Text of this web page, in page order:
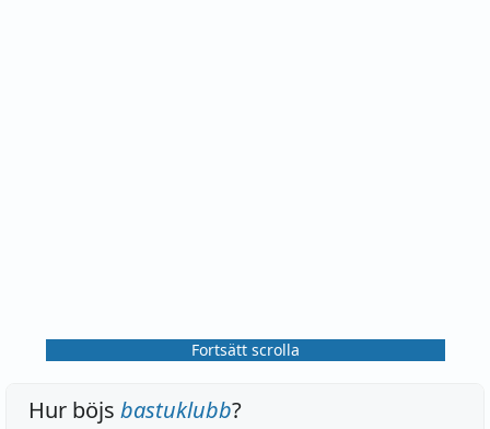
Fortsätt scrolla
Hur böjs bastuklubb?